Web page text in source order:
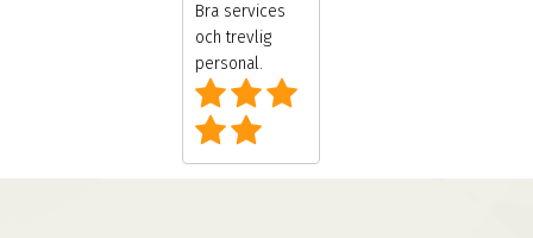
Bra services
och trevlig
personal.